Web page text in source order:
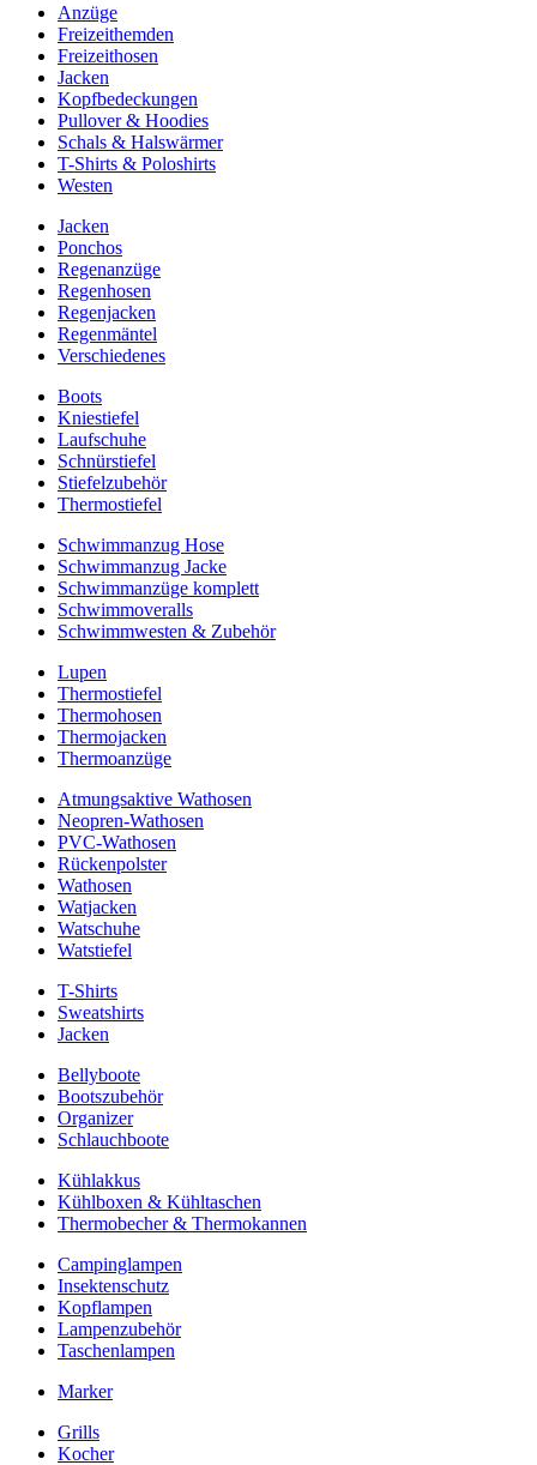
Anzüge
Freizeithemden
Freizeithosen
Jacken
Kopfbedeckungen
Pullover & Hoodies
Schals & Halswärmer
T-Shirts & Poloshirts
Westen
Jacken
Ponchos
Regenanzüge
Regenhosen
Regenjacken
Regenmäntel
Verschiedenes
Boots
Kniestiefel
Laufschuhe
Schnürstiefel
Stiefelzubehör
Thermostiefel
Schwimmanzug Hose
Schwimmanzug Jacke
Schwimmanzüge komplett
Schwimmoveralls
Schwimmwesten & Zubehör
Lupen
Thermostiefel
Thermohosen
Thermojacken
Thermoanzüge
Atmungsaktive Wathosen
Neopren-Wathosen
PVC-Wathosen
Rückenpolster
Wathosen
Watjacken
Watschuhe
Watstiefel
T-Shirts
Sweatshirts
Jacken
Bellyboote
Bootszubehör
Organizer
Schlauchboote
Kühlakkus
Kühlboxen & Kühltaschen
Thermobecher & Thermokannen
Campinglampen
Insektenschutz
Kopflampen
Lampenzubehör
Taschenlampen
Marker
Grills
Kocher